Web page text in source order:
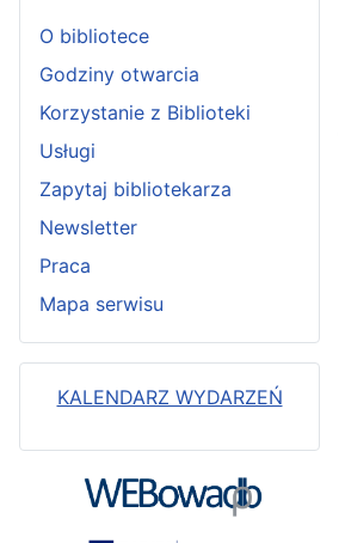
O bibliotece
Godziny otwarcia
Korzystanie z Biblioteki
Usługi
Zapytaj bibliotekarza
Newsletter
Praca
Mapa serwisu
KALENDARZ WYDARZEŃ